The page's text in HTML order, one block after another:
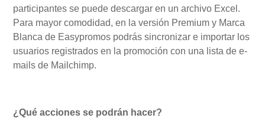
Mi Cuenta
Videotutoriales
participantes se puede descargar en un archivo Excel.
Para mayor comodidad, en la versión Premium y Marca
Blanca de Easypromos podrás sincronizar e importar los
usuarios registrados en la promoción con una lista de e-
mails de Mailchimp.
¿Qué acciones se podrán hacer?